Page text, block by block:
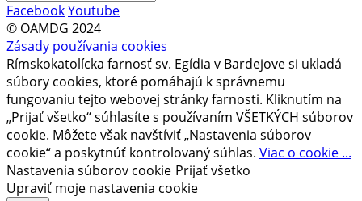
FacebookYoutube
© OAMDG 2024
Zásady používania cookies
Rímskokatolícka farnosť sv. Egídia v Bardejove si ukladá
súbory cookies, ktoré pomáhajú k správnemu
fungovaniu tejto webovej stránky farnosti. Kliknutím na
„Prijať všetko“ súhlasíte s používaním VŠETKÝCH súborov
cookie. Môžete však navštíviť „Nastavenia súborov
cookie“ a poskytnúť kontrolovaný súhlas. Viac o cookie ...
Nastavenia súborov cookie Prijať všetko
Upraviť moje nastavenia cookie